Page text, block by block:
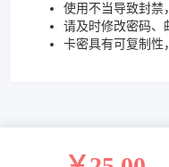
使用不当导致封禁
请及时修改密码、
卡密具有可复制性